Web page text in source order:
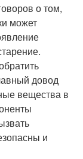
о том,
может
довод
вещества в
и